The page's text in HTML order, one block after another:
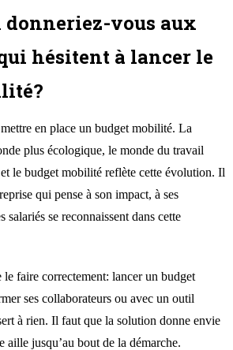
donneriez-vous aux
hésitent à lancer le
en place un budget mobilité. La
plus écologique, le monde du travail
le budget mobilité reflète cette évolution. Il
qui pense à son impact, à ses
salariés se reconnaissent dans cette
faire correctement: lancer un budget
ses collaborateurs ou avec un outil
à rien. Il faut que la solution donne envie
aille jusqu’au bout de la démarche.